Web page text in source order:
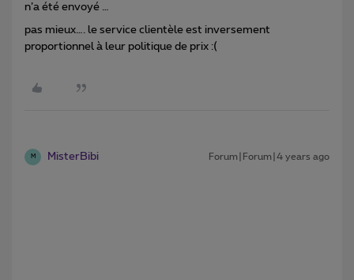
n’a été envoyé …
pas mieux…. le service clientèle est inversement
proportionnel à leur politique de prix :(
M MisterBibi Forum|Forum|4 years ago